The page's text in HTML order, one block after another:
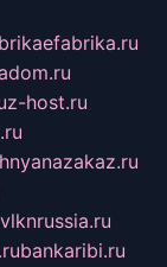
z-host.ru
vlknrussia.ru
bankaribi.ru